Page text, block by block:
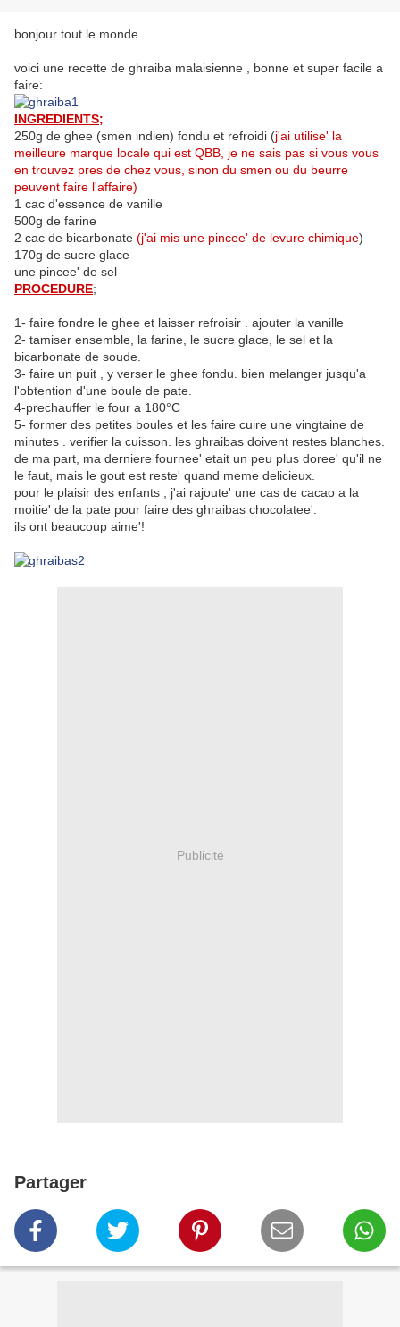
bonjour tout le monde
voici une recette de ghraiba malaisienne , bonne et super facile a
faire:
INGREDIENTS;
250g de ghee (smen indien) fondu et refroidi (j'ai utilise' la
meilleure marque locale qui est QBB, je ne sais pas si vous vous
en trouvez pres de chez vous, sinon du smen ou du beurre
peuvent faire l'affaire)
1 cac d'essence de vanille
500g de farine
2 cac de bicarbonate (j'ai mis une pincee' de levure chimique)
170g de sucre glace
une pincee' de sel
PROCEDURE;
1- faire fondre le ghee et laisser refroisir . ajouter la vanille
2- tamiser ensemble, la farine, le sucre glace, le sel et la
bicarbonate de soude.
3- faire un puit , y verser le ghee fondu. bien melanger jusqu'a
l'obtention d'une boule de pate.
4-prechauffer le four a 180°C
5- former des petites boules et les faire cuire une vingtaine de
minutes . verifier la cuisson. les ghraibas doivent restes blanches.
de ma part, ma derniere fournee' etait un peu plus doree' qu'il ne
le faut, mais le gout est reste' quand meme delicieux.
pour le plaisir des enfants , j'ai rajoute' une cas de cacao a la
moitie' de la pate pour faire des ghraibas chocolatee'.
ils ont beaucoup aime'!
Publicité
Partager